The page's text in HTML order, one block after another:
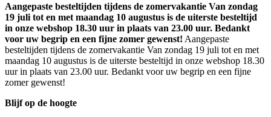
Aangepaste besteltijden tijdens de zomervakantie Van zondag
19 juli tot en met maandag 10 augustus is de uiterste besteltijd
in onze webshop 18.30 uur in plaats van 23.00 uur. Bedankt
voor uw begrip en een fijne zomer gewenst! Aangepaste
besteltijden tijdens de zomervakantie Van zondag 19 juli tot en met
maandag 10 augustus is de uiterste besteltijd in onze webshop 18.30
uur in plaats van 23.00 uur. Bedankt voor uw begrip en een fijne
zomer gewenst!
Blijf op de hoogte